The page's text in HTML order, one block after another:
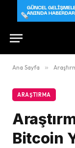
Ana Sayfa »
ARAŞTIRMA
Bitcoin